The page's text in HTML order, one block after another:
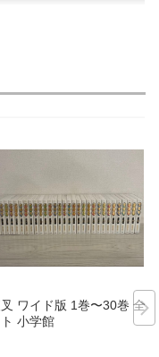
ワイド版 1巻〜30巻 全巻
小学館